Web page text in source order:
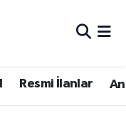
Resmi İlanlar